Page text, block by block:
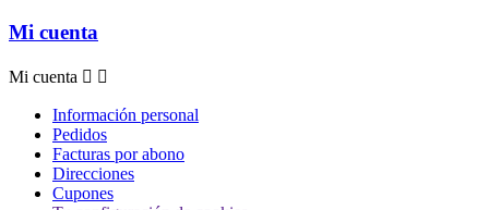
Mi cuenta
Mi cuenta  
Información personal
Pedidos
Facturas por abono
Direcciones
Cupones